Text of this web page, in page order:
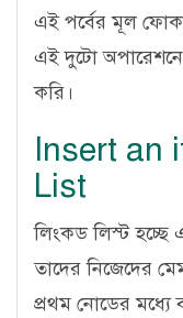
এই পর্বের মূল
এই দুটো
করি।
Insert an
List
লিংকড লিস্ট
তাদের নিজেদের
প্রথম নোডের মধ্যে